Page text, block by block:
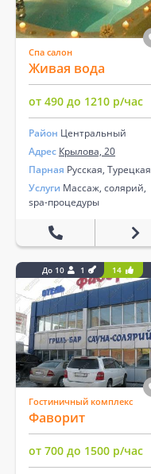
Спа салон
Живая вода
от 490 до 1210 р/час
Район Центральный
Адрес Крылова, 20
Парная Русская, Турецкая
Услуги Массаж, солярий,
spa-процедуры
До 10 1 14
Гостиничный комплекс
Фаворит
от 700 до 1500 р/час